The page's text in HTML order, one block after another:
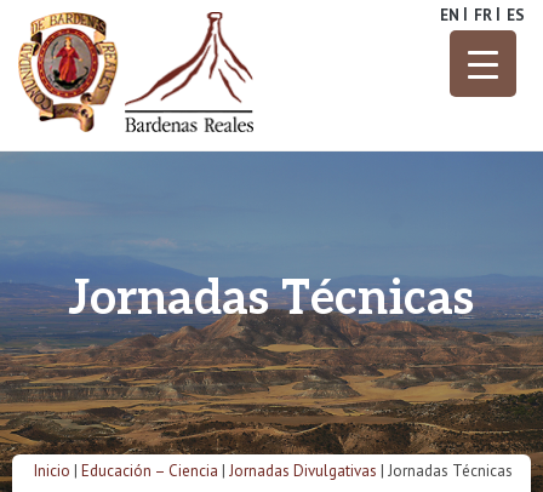
content
Reales
Parque Natural
EN FR ES
Jornadas Técnicas
Inicio | Educación – Ciencia | Jornadas Divulgativas | Jornadas Técnicas